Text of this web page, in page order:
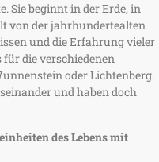
Sie beginnt in der Erde, in
von der jahrhundertealten
und die Erfahrung vieler
die verschiedenen
oder Lichtenberg.
und haben doch
des Lebens mit